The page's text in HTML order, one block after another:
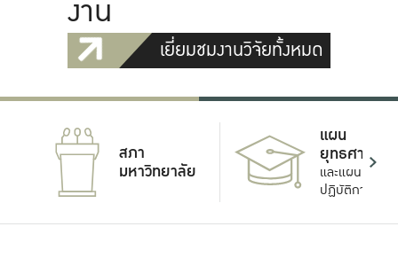
งาน
เยี่ยมชมงานวิจัยทั้งหมด
สภา
มหาวิทยาลัย
แผน
ยุทธศาสตร์
และแผน
ปฏิบัติการ